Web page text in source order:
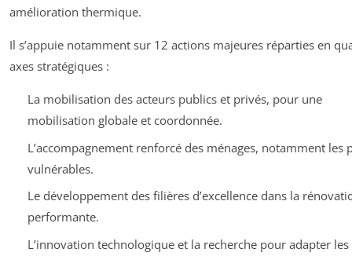
amélioration thermique.
Il s’appuie notamment sur 12 actions majeures réparties en
axes stratégiques :
La mobilisation des acteurs publics et privés, pour une
mobilisation globale et coordonnée.
L’accompagnement renforcé des ménages, notamment les
vulnérables.
Le développement des filières d’excellence dans la
performante.
L’innovation technologique et la recherche pour adapter les